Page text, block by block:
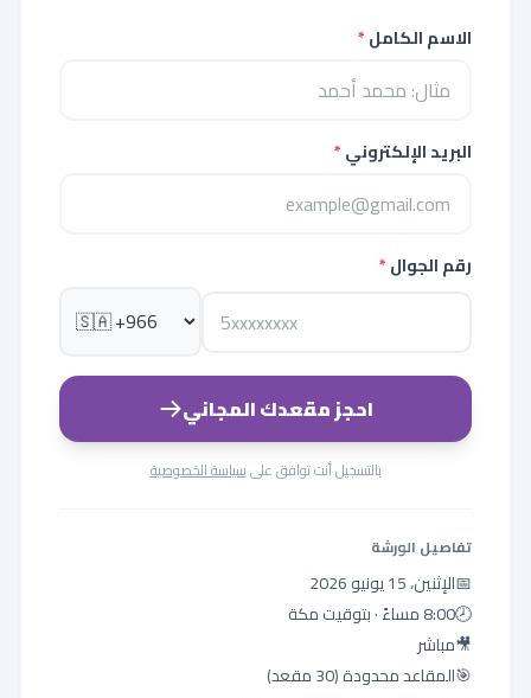
الاسم الكامل*
البريد الإلكتروني*
رقم الجوال*
احجز مقعدك المجاني
بالتسجيل أنت توافق علىسياسة الخصوصية
تفاصيل الورشة
📅الإثنين، 15 يونيو 2026
🕗8:00 مساءً · بتوقيت مكة
🎥مباشر
🎯المقاعد محدودة (30 مقعد)